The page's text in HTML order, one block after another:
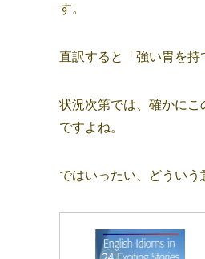
す。
直訳すると「強い胃を持
状況次第では、確かに
ですよね。
ではいったい、どういう